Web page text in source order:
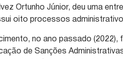
Ortunho Júnior, deu uma
oito processos
no ano passado (2022),
de Sanções